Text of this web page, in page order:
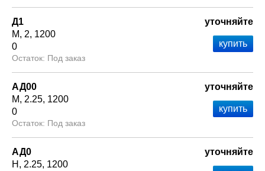
Д1
М
2 1200
0
Под заказ
уточняйте
АД00
М
2.25 1200
0
Под заказ
уточняйте
АД0
Н
2.25 1200
уточняйте